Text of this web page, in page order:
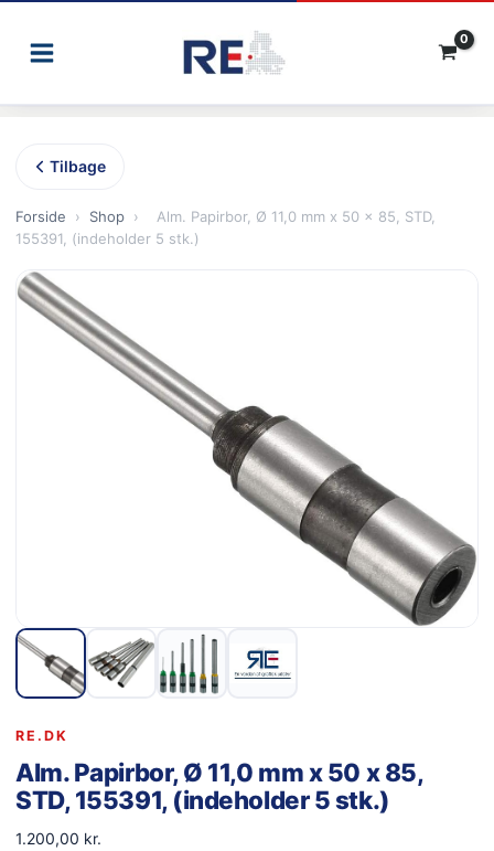
Tilbage
Forside › Shop ›
Alm. Papirbor, Ø 11,0 mm x 50 x 85, STD,
155391, (indeholder 5 stk.)
RE.DK
Alm. Papirbor, Ø 11,0 mm x 50 x 85,
STD, 155391, (indeholder 5 stk.)
1.200,00 kr.